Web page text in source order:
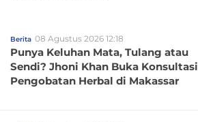
Berita 08 Agustus 2026 12:18
Punya Keluhan Mata, Tulang atau
Sendi? Jhoni Khan Buka Konsultasi
Pengobatan Herbal di Makassar